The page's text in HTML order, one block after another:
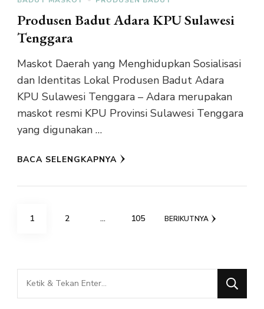
Produsen Badut Adara KPU Sulawesi
Tenggara
Maskot Daerah yang Menghidupkan Sosialisasi
dan Identitas Lokal Produsen Badut Adara
KPU Sulawesi Tenggara – Adara merupakan
maskot resmi KPU Provinsi Sulawesi Tenggara
yang digunakan …
BACA SELENGKAPNYA
Paginasi
HALAMAN
1 HALAMAN
2 … HALAMAN
105 BERIKUTNYA
Mencari
Sesuatu?